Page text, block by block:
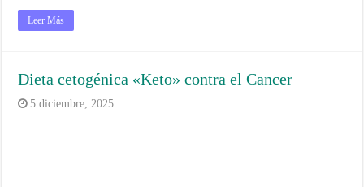
Leer Más
Dieta cetogénica «Keto» contra el Cancer
5 diciembre, 2025